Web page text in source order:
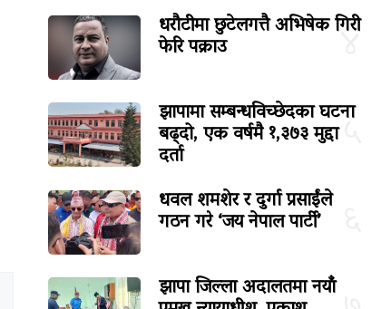
४
धरौटीमा छुटेलगत्तै अभिषेक गिरी
फेरि पक्राउ
५
झापामा सम्बन्धविच्छेदका घटना
बढ्दो, एक वर्षमै १,३७३ मुद्दा
दर्ता
धवल शमशेर र दुर्गा प्रसाईंले
गठन गरे ‘जय नेपाल पार्टी’
झापा जिल्ला अदालतमा नयाँ